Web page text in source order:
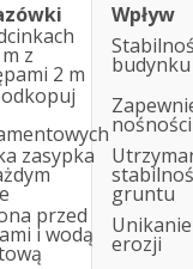
Wpływ
z
2 m
budynku
nośności
zasypka
gruntu
przed
i wodą Unikanie
erozji